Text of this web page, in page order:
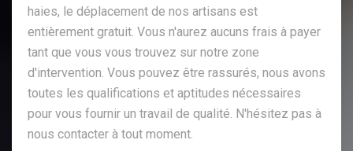
haies, le déplacement de nos artisans est
entièrement gratuit. Vous n'aurez aucuns frais à payer
tant que vous vous trouvez sur notre zone
d'intervention. Vous pouvez être rassurés, nous avons
toutes les qualifications et aptitudes nécessaires
pour vous fournir un travail de qualité. N'hésitez pas à
nous contacter à tout moment.